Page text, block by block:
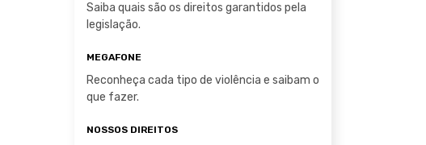
Saiba quais são os direitos garantidos pela
legislação.
MEGAFONE
Reconheça cada tipo de violência e saibam o
que fazer.
NOSSOS DIREITOS